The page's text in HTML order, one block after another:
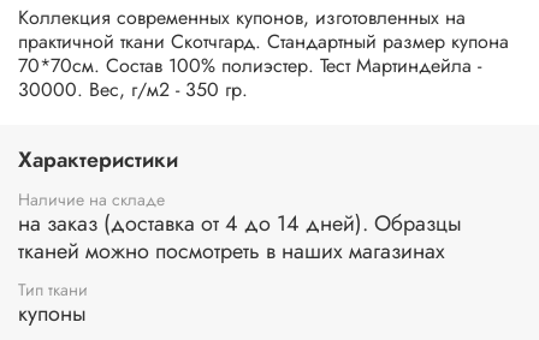
Коллекция современных купонов, изготовленных на
практичной ткани Скотчгард. Стандартный размер купона
70*70см. Состав 100% полиэстер. Тест Мартиндейла -
30000. Вес, г/м2 - 350 гр.
Характеристики
Наличие на складе
на заказ (доставка от 4 до 14 дней). Образцы
тканей можно посмотреть в наших магазинах
Тип ткани
купоны